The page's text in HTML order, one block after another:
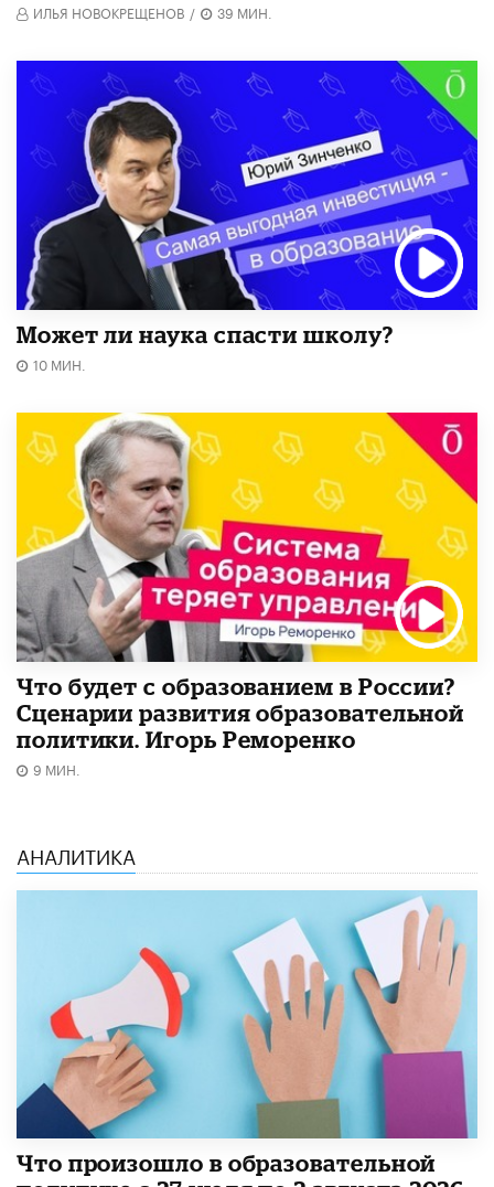
ИЛЬЯ НОВОКРЕЩЕНОВ / 39 МИН.
Может ли наука спасти школу?
10 МИН.
Что будет с образованием в России?
Сценарии развития образовательной
политики. Игорь Реморенко
9 МИН.
АНАЛИТИКА
​Что произошло в образовательной